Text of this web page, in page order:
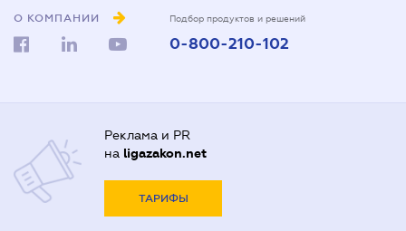
О КОМПАНИИ Подбор продуктов и решений
0-800-210-102
Реклама и PR
на ligazakon.net
ТАРИФЫ